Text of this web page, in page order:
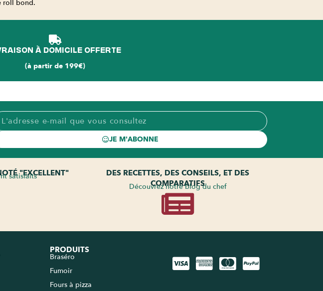
roll bond.
À DOMICILE OFFERTE
(à partir de 199€)
JE M'ABONNE
"EXCELLENT"
satisfaits
DES RECETTES, DES CONSEILS, ET DES
COMPARATIFS
Découvrez notre blog du chef
PRODUITS
Braséro
Fumoir
Fours à pizza